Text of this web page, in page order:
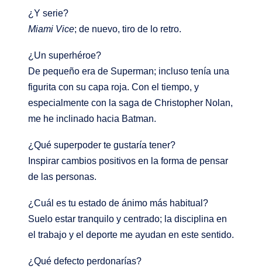
¿Y serie?
Miami Vice; de nuevo, tiro de lo retro.
¿Un superhéroe?
De pequeño era de Superman; incluso tenía una
figurita con su capa roja. Con el tiempo, y
especialmente con la saga de Christopher Nolan,
me he inclinado hacia Batman.
¿Qué superpoder te gustaría tener?
Inspirar cambios positivos en la forma de pensar
de las personas.
¿Cuál es tu estado de ánimo más habitual?
Suelo estar tranquilo y centrado; la disciplina en
el trabajo y el deporte me ayudan en este sentido.
¿Qué defecto perdonarías?